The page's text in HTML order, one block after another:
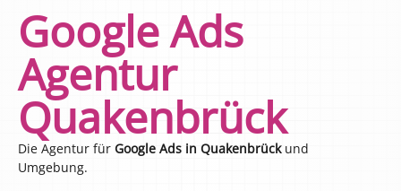
Google Ads
Agentur
Quakenbrück
Die Agentur für Google Ads in Quakenbrückund
Umgebung.